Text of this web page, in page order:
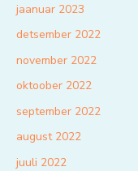
jaanuar 2023
detsember 2022
november 2022
oktoober 2022
september 2022
august 2022
juuli 2022